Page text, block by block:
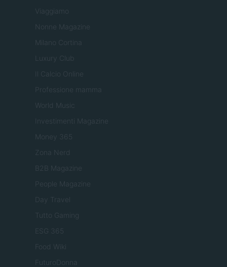
Viaggiamo
Nonne Magazine
Milano Cortina
Luxury Club
Il Calcio Online
Professione mamma
World Music
Investimenti Magazine
Money 365
Zona Nerd
B2B Magazine
People Magazine
Day Travel
Tutto Gaming
ESG 365
Food Wiki
FuturoDonna